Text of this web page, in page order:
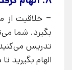
– خلاقیت از
بگیرد. شما
تدریس
الهام بگیرید